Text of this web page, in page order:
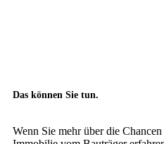
Das kön­nen Sie tun.
Wenn Sie mehr über die